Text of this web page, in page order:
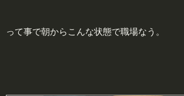
って事で朝からこんな状態で職場なう。